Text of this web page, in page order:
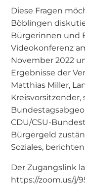
Diese Fragen
Böblingen
Bürgerinnen und
Videokonferenz
November 2022
Ergebnisse der
Matthias Miller,
Kreisvorsitzender,
CDU/CSU-
Bürgergeld
Soziales,
Der Zugangslink
https://zoom.us/j/